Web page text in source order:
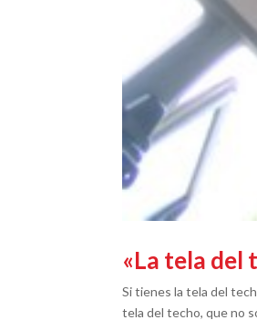
«La tela del
Si tienes la tela del
tela del techo, que no